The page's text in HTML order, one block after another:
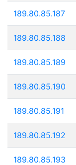
189.80.85.187
189.80.85.188
189.80.85.189
189.80.85.190
189.80.85.191
189.80.85.192
189.80.85.193